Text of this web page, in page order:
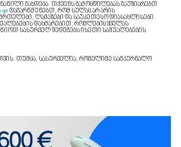
გახდება. თქვენს გამოცდილებას გაუზიარებთ
დაგარწმუნებთ, რომ სულაც არ არის
ლამაზები და საუკეთესო დიასახლისები.
დახმარებით, რომლებიც ყველას
სასურველ შედეგებს ისეთი საშუალებების
თუმცა, სასურველია, რომელიმე სამკურნალო